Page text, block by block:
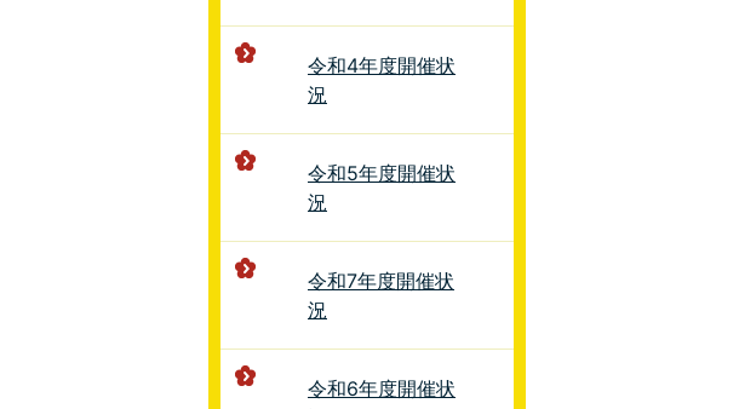
令和4年度開催状
況
令和5年度開催状
況
令和7年度開催状
況
令和6年度開催状